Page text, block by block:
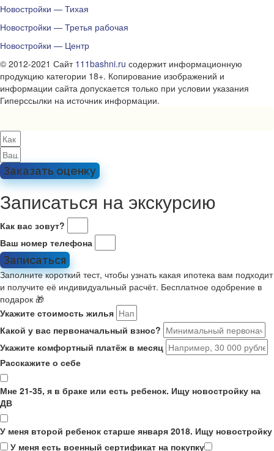
Новостройки — Тихая
Новостройки — Третья рабочая
Новостройки — Центр
© 2012-2021 Сайт 111bashni.ru содержит информационную
продукцию категории 18+. Копирование изображений и
информации сайта допускается только при условии указания
Гиперссылки на источник информации.
Заказать оценку
Записаться на экскурсию
Как вас зовут?
Ваш номер телефона
Записаться
Заполните короткий тест, чтобы узнать какая ипотека вам подходит
и получите её индивидуальный расчёт. Бесплатное одобрение в
подарок 🎁
Укажите стоимость жилья
Какой у вас первоначальный взнос?
Укажите комфортный платёж в месяц
Расскажите о себе
Мне 21-35, я в браке или есть ребенок. Ищу новостройку на
ДВ
У меня второй ребенок старше января 2018. Ищу новостройку
У меня есть военный сертификат на покупку